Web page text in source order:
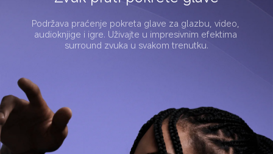
Podržava praćenje pokreta glave za glazbu, video,
audioknjige i igre. Uživajte u impresivnim efektima
surround zvuka u svakom trenutku.